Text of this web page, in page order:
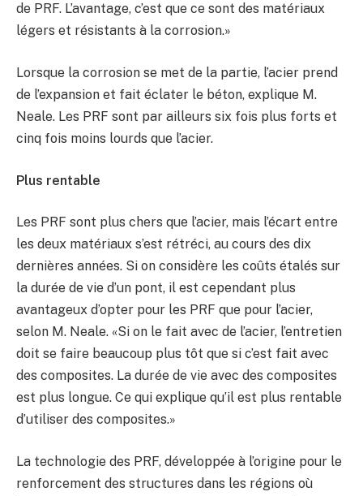
de PRF. L’avantage, c’est que ce sont des matériaux
légers et résistants à la corrosion.»
Lorsque la corrosion se met de la partie, l’acier prend
de l’expansion et fait éclater le béton, explique M.
Neale. Les PRF sont par ailleurs six fois plus forts et
cinq fois moins lourds que l’acier.
Plus rentable
Les PRF sont plus chers que l’acier, mais l’écart entre
les deux matériaux s’est rétréci, au cours des dix
dernières années. Si on considère les coûts étalés sur
la durée de vie d’un pont, il est cependant plus
avantageux d’opter pour les PRF que pour l’acier,
selon M. Neale. «Si on le fait avec de l’acier, l’entretien
doit se faire beaucoup plus tôt que si c’est fait avec
des composites. La durée de vie avec des composites
est plus longue. Ce qui explique qu’il est plus rentable
d’utiliser des composites.»
La technologie des PRF, développée à l’origine pour le
renforcement des structures dans les régions où